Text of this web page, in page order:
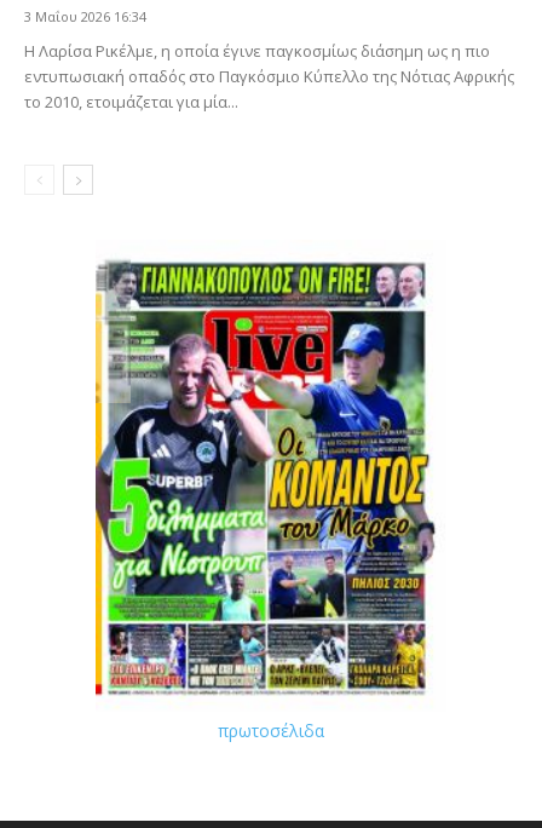
3 Μαΐου 2026 16:34
Η Λαρίσα Ρικέλμε, η οποία έγινε παγκοσμίως διάσημη ως η πιο
εντυπωσιακή οπαδός στο Παγκόσμιο Κύπελλο της Νότιας Αφρικής
το 2010, ετοιμάζεται για μία...
πρωτοσέλιδα